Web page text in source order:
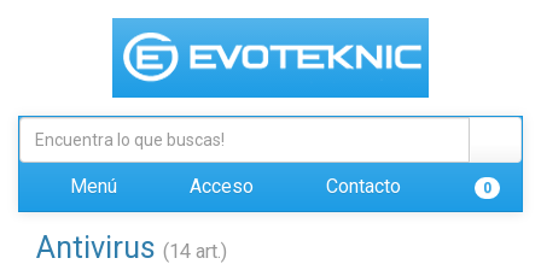
Menú Acceso Contacto 0
Antivirus (14 art.)